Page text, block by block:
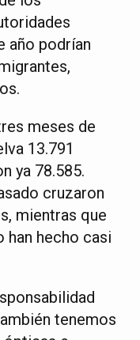
año podrían
meses de
13.791
ya 78.585.
cruzaron
mientras que
han hecho casi
tenemos